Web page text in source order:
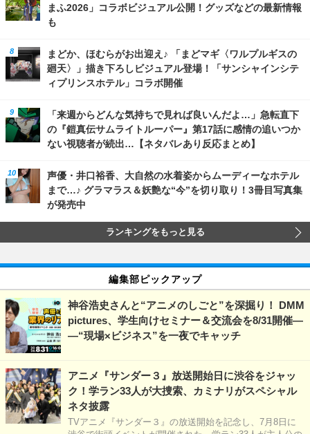
まふ2026」コラボビジュアル公開！グッズなどの最新情報
も
まどか、ほむらがお出迎え♪ 「まどマギ〈ワルプルギスの
廻天〉」描き下ろしビジュアル登場！「サンシャインシテ
ィプリンスホテル」コラボ開催
「来週からどんな気持ちで見れば良いんだよ…」急転直下
の『鎧真伝サムライトルーパー』第17話に感情の追いつか
ない視聴者が続出…【ネタバレあり反応まとめ】
声優・井口裕香、大自然の水着姿からムーディーなホテル
まで…♪ グラマラス＆妖艶な“今”を切り取り！3冊目写真集
が発売中
ランキングをもっと見る
編集部ピックアップ
神谷浩史さんと“アニメのしごと”を深掘り！ DMM
pictures、学生向けセミナー＆交流会を8/31開催―
―“現場×ビジネス”を一夜でキャッチ
アニメ『サンダー３』放送開始日に渋谷をジャッ
ク！学ラン33人が大捜索、カミナリがスペシャル
ネタ披露
TVアニメ『サンダー３』の放送開始を記念し、7月8日に